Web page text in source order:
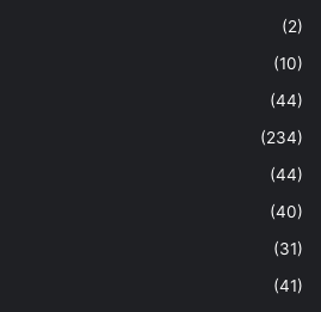
(2)
(10)
(44)
(234)
(44)
(40)
(31)
(41)